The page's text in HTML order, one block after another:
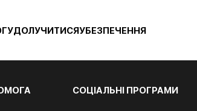
ДОЛУЧИТИСЯУБЕЗПЕЧЕННЯ
СОЦІАЛЬНІ ПРОГРАМИ